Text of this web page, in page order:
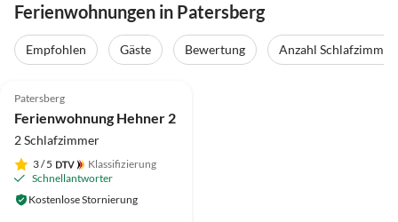
Ferienwohnungen in Patersberg
Empfohlen Gäste Bewertung Anzahl Schlafzimmer
Top-Inserat
Patersberg
Ferienwohnung Hehner 2
2 Schlafzimmer
3/ 5
Klassifizierung
Schnellantworter
Kostenlose Stornierung